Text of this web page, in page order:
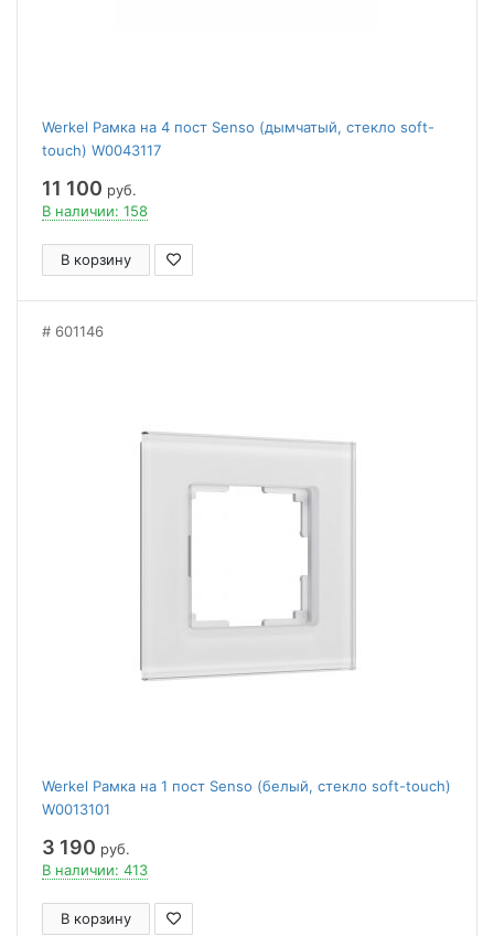
Werkel Рамка на 4 пост Senso (дымчатый, стекло soft-
touch) W0043117
11 100 руб.
В наличии: 158
В корзину
601146
Werkel Рамка на 1 пост Senso (белый, стекло soft-touch)
W0013101
3 190 руб.
В наличии: 413
В корзину